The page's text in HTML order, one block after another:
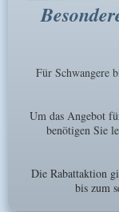
Für Schwangere
Um das Angebot
benötigen Sie
Die Rabattaktion
bis zum